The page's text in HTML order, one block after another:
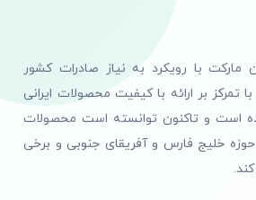
مارکت با رویکرد به نیاز صادرات کشور
تمرکز بر ارائه با کیفیت محصولات ایرانی
آغاز نموده است و تاکنون توانسته است محصولات
حوزه خلیج فارس و آفریقای جنوبی و برخی